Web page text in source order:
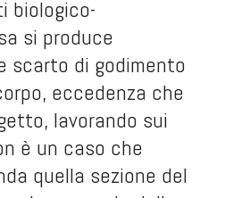
biologico-
si produce
scarto di godimento
eccedenza che
lavorando sui
è un caso che
quella sezione del